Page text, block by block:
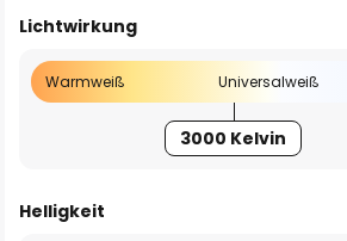
Lichtwirkung
Warmweiß Universalweiß
3000 Kelvin
Helligkeit